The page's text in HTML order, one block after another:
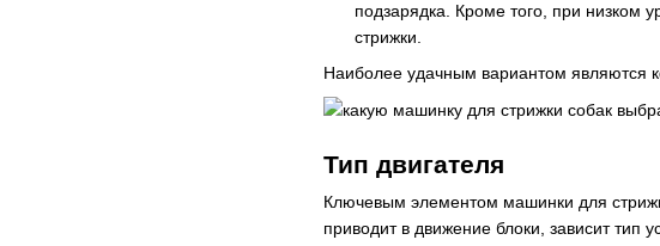
подзарядка. Кроме того, при низком
стрижки.
Наиболее удачным вариантом являются
Тип двигателя
Ключевым элементом машинки для
приводит в движение блоки, зависит тип